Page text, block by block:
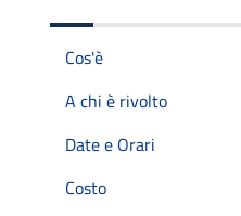
Cos'è
A chi è rivolto
Date e Orari
Costo